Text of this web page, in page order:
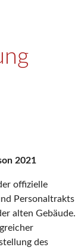
2021
offizielle
Personaltrakts
alten Gebäude.
des